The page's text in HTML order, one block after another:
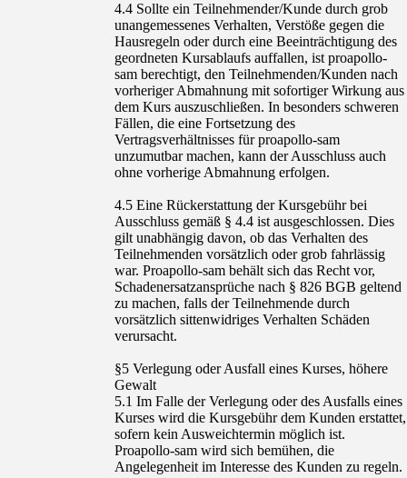
4.4 Sollte ein Teilnehmender/Kunde durch grob
unangemessenes Verhalten, Verstöße gegen die
Hausregeln oder durch eine Beeinträchtigung des
geordneten Kursablaufs auffallen, ist proapollo-
sam berechtigt, den Teilnehmenden/Kunden nach
vorheriger Abmahnung mit sofortiger Wirkung aus
dem Kurs auszuschließen. In besonders schweren
Fällen, die eine Fortsetzung des
Vertragsverhältnisses für proapollo-sam
unzumutbar machen, kann der Ausschluss auch
ohne vorherige Abmahnung erfolgen.
4.5 Eine Rückerstattung der Kursgebühr bei
Ausschluss gemäß § 4.4 ist ausgeschlossen. Dies
gilt unabhängig davon, ob das Verhalten des
Teilnehmenden vorsätzlich oder grob fahrlässig
war. Proapollo-sam behält sich das Recht vor,
Schadenersatzansprüche nach § 826 BGB geltend
zu machen, falls der Teilnehmende durch
vorsätzlich sittenwidriges Verhalten Schäden
verursacht.
§5 Verlegung oder Ausfall eines Kurses, höhere
Gewalt
5.1 Im Falle der Verlegung oder des Ausfalls eines
Kurses wird die Kursgebühr dem Kunden erstattet,
sofern kein Ausweichtermin möglich ist.
Proapollo-sam wird sich bemühen, die
Angelegenheit im Interesse des Kunden zu regeln.